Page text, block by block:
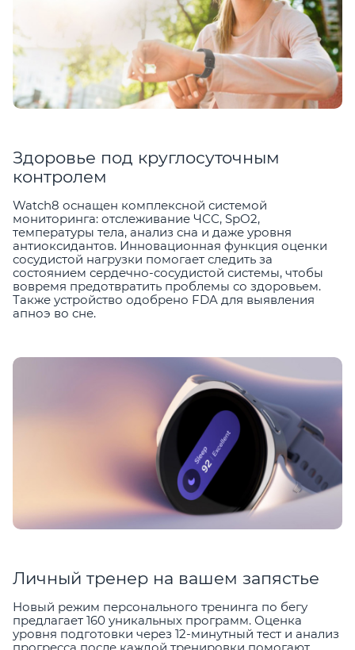
Здоровье под круглосуточным
контролем
Watch8 оснащен комплексной системой
мониторинга: отслеживание ЧСС, SpO2,
температуры тела, анализ сна и даже уровня
антиоксидантов. Инновационная функция оценки
сосудистой нагрузки помогает следить за
состоянием сердечно-сосудистой системы, чтобы
вовремя предотвратить проблемы со здоровьем.
Также устройство одобрено FDA для выявления
апноэ во сне.
Личный тренер на вашем запястье
Новый режим персонального тренинга по бегу
предлагает 160 уникальных программ. Оценка
уровня подготовки через 12-минутный тест и анализ
прогресса после каждой тренировки помогают